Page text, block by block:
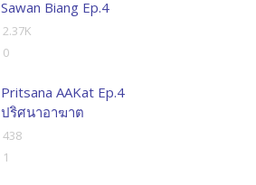
Sawan Biang Ep.4
2.37K
0
Pritsana AAKat Ep.4
ปริศนาอาฆาต
438
1